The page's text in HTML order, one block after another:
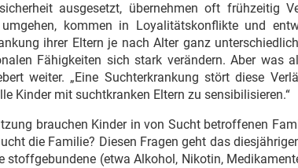
ausgesetzt, übernehmen oft frühzeitig
umgehen, kommen in Loyalitätskonflikte und
ihrer Eltern je nach Alter ganz
Fähigkeiten sich stark verändern. Aber was
weiter. „Eine Suchterkrankung stört diese
Kinder mit suchtkranken Eltern zu sensibilisieren.“
brauchen Kinder in von Sucht betroffenen
die Familie? Diesen Fragen geht das
stoffgebundene (etwa Alkohol, Nikotin,